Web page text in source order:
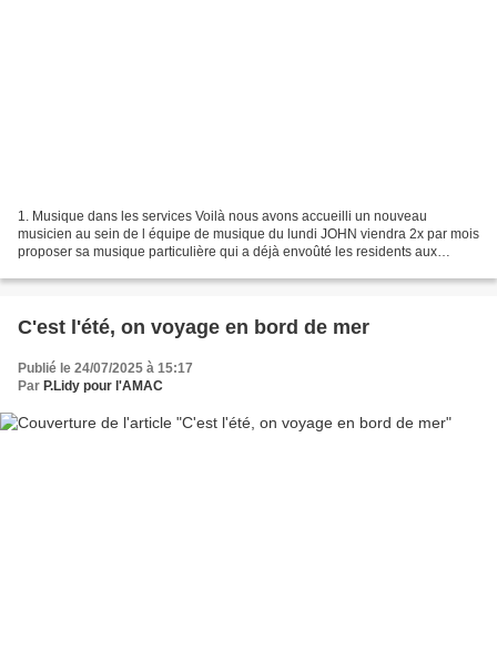
1. Musique dans les services Voilà nous avons accueilli un nouveau
musicien au sein de l équipe de musique du lundi JOHN viendra 2x par mois
proposer sa musique particulière qui a déjà envoûté les residents aux
C'est l'été, on voyage en bord de mer
Publié le 24/07/2025 à 15:17
Par P.Lidy pour l'AMAC